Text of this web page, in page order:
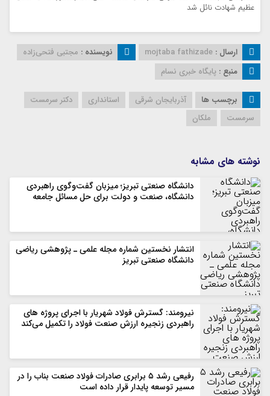
عظیم شهادت نائل شد
ارسال : mojtaba fathizade نویسنده : مجتبی فتحی‌زاده
منبع : پایگاه خبری نسام
برچسب ها آذربایجان شرقی استانداری
دکتر سرمست
سرمست
ملکان
نوشته های مشابه
دانشگاه صنعتی تبریز؛ میزبان گفت‌وگوی راهبردی
دانشگاه، صنعت و دولت برای حل مسائل جامعه
انتشار نخستین شماره مجله علمی ـ پژوهشی ریاضی
دانشگاه صنعتی تبریز
نیرومند: گسترش فولاد شهریار با اجرای پروژه های
راهبردی زنجیره ارزش صنعت فولاد را تکمیل می‌کند
رفیعی رشد ۵ برابری صادرات فولاد صنعت بناب را در
مسیر توسعه پایدار قرار داده است